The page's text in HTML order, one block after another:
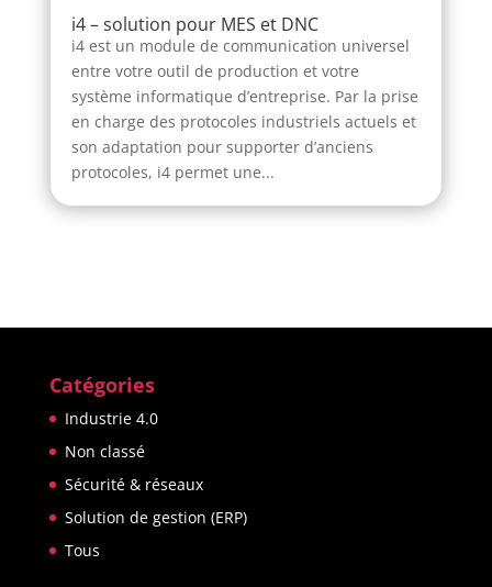
i4 – solution pour MES et DNC
i4 est un module de communication universel
entre votre outil de production et votre
système informatique d’entreprise. Par la prise
en charge des protocoles industriels actuels et
son adaptation pour supporter d’anciens
protocoles, i4 permet une...
Catégories
Industrie 4.0
Non classé
Sécurité & réseaux
Solution de gestion (ERP)
Tous